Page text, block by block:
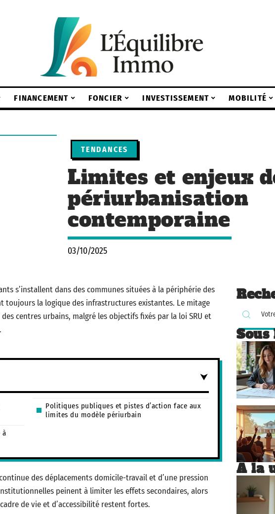
FINANCEMENT FONCIER INVESTISSEMENT MOBILITÉ
TENDANCES
Limites et enjeux
périurbanisation
contemporaine
03/10/2025
s’installent dans des communes situées à la périphérie des
toujours la logique des infrastructures existantes. Le mitage
centres urbains, malgré les objectifs fixés par la loi SRU et
à
Politiques publiques et pistes d’action face aux
limites du modèle périurbain
des déplacements domicile-travail et d’une pression
peinent à limiter les effets secondaires, alors
de vie et d’accessibilité restent fortes.
À la